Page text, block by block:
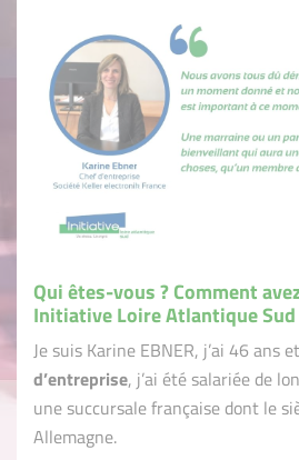
Qui êtes-vous ? Comment
Initiative Loire Atlantique Sud
Je suis Karine EBNER, j’ai 46 ans
d’entreprise, j’ai été salariée de
une succursale française dont le
Allemagne.